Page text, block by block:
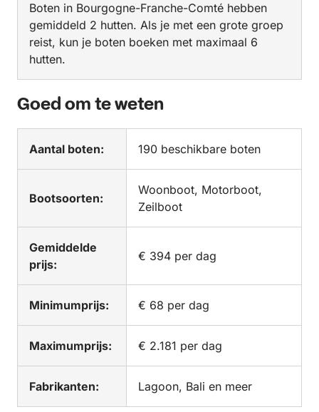
Boten in Bourgogne-Franche-Comté hebben
gemiddeld 2 hutten. Als je met een grote groep
reist, kun je boten boeken met maximaal 6
hutten.
Goed om te weten
Aantal boten: 190 beschikbare boten
Bootsoorten:
Woonboot, Motorboot,
Zeilboot
Gemiddelde
prijs:
€ 394 per dag
Minimumprijs: € 68 per dag
Maximumprijs: € 2.181 per dag
Fabrikanten: Lagoon, Bali en meer